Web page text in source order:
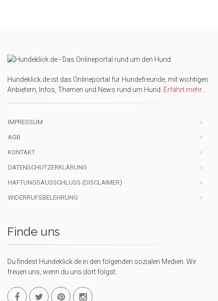
Hundeklick.de ist das Onlineportal für Hundefreunde, mit wichtigen
Anbietern, Infos, Themen und News rund um Hund. Erfahrt mehr...
IMPRESSUM
AGB
KONTAKT
DATENSCHUTZERKLÄRUNG
HAFTUNGSAUSSCHLUSS (DISCLAIMER)
WIDERRUFSBELEHRUNG
Finde uns
Du findest Hundeklick.de in den folgenden sozialen Medien. Wir
freuen uns, wenn du uns dort folgst.